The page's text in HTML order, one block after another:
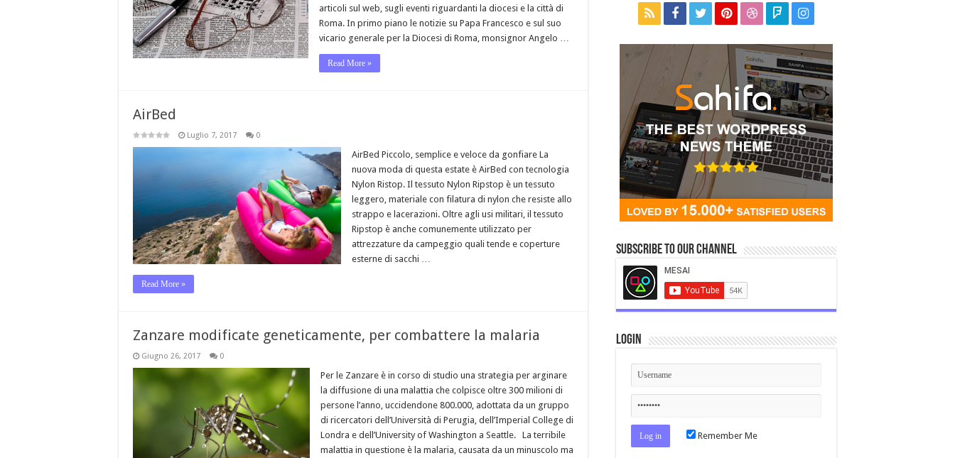
articoli sul web, sugli eventi riguardanti la diocesi e la città di
Roma. In primo piano le notizie su Papa Francesco e sul suo
vicario generale per la Diocesi di Roma, monsignor Angelo …
Read More »
AirBed
Luglio 7, 2017 0
AirBed Piccolo, semplice e veloce da gonfiare La
nuova moda di questa estate è AirBed con tecnologia
Nylon Ristop. Il tessuto Nylon Ripstop è un tessuto
leggero, materiale con filatura di nylon che resiste allo
strappo e lacerazioni. Oltre agli usi militari, il tessuto
Ripstop è anche comunemente utilizzato per
attrezzature da campeggio quali tende e coperture
esterne di sacchi …
Read More »
Zanzare modificate geneticamente, per combattere la malaria
Giugno 26, 2017 0
Per le Zanzare è in corso di studio una strategia per arginare
la diffusione di una malattia che colpisce oltre 300 milioni di
persone l’anno, uccidendone 800.000, adottata da un gruppo
di ricercatori dell’Università di Perugia, dell’Imperial College di
Londra e dell’University of Washington a Seattle. La terribile
malattia in questione è la malaria, causata da un minuscolo ma
Subscribe to our Channel
Login
Remember Me